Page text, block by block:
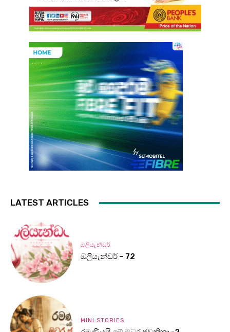
LATEST ARTICLES
ඔලියැන්ඩර්
ඔලියැන්ඩර් – 72
MINI STORIES